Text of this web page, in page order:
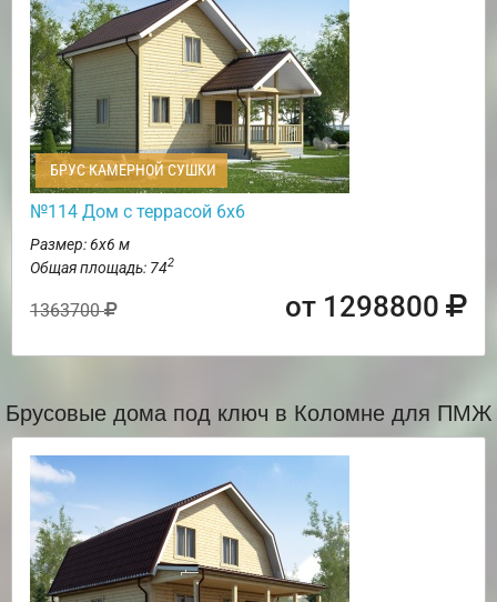
БРУС КАМЕРНОЙ СУШКИ
№114 Дом с террасой 6х6
Размер: 6х6 м
Общая площадь: 742
1363700 от 1298800
Брусовые дома под ключ в Коломне для ПМЖ